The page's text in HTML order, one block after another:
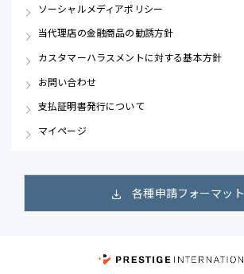
ソーシャルメディアポリシー
当代理店の金融商品の勧誘方針
カスタマーハラスメントに対する基本方針
お問い合わせ
支払証明書発行について
マイページ
各種申請フォーマット